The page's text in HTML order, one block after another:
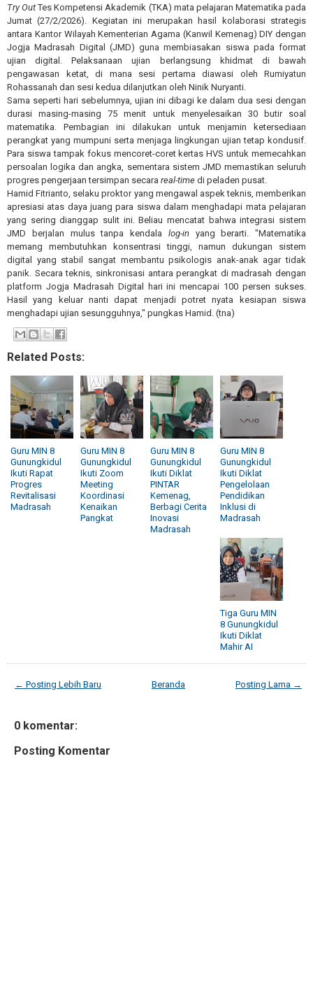
Try OutTes Kompetensi Akademik (TKA) mata pelajaran Matematika pada
Jumat (27/2/2026). Kegiatan ini merupakan hasil kolaborasi strategis
antara Kantor Wilayah Kementerian Agama (Kanwil Kemenag) DIY dengan
Jogja Madrasah Digital (JMD) guna membiasakan siswa pada format
ujian digital. Pelaksanaan ujian berlangsung khidmat di bawah
pengawasan ketat, di mana sesi pertama diawasi oleh Rumiyatun
Rohassanah dan sesi kedua dilanjutkan oleh Ninik Nuryanti.
Sama seperti hari sebelumnya, ujian ini dibagi ke dalam dua sesi dengan
durasi masing-masing 75 menit untuk menyelesaikan 30 butir soal
matematika. Pembagian ini dilakukan untuk menjamin ketersediaan
perangkat yang mumpuni serta menjaga lingkungan ujian tetap kondusif.
Para siswa tampak fokus mencoret-coret kertas HVS untuk memecahkan
persoalan logika dan angka, sementara sistem JMD memastikan seluruh
progres pengerjaan tersimpan secara real-time di peladen pusat.
Hamid Fitrianto, selaku proktor yang mengawal aspek teknis, memberikan
apresiasi atas daya juang para siswa dalam menghadapi mata pelajaran
yang sering dianggap sulit ini. Beliau mencatat bahwa integrasi sistem
JMD berjalan mulus tanpa kendala log-inyang berarti. "Matematika
memang membutuhkan konsentrasi tinggi, namun dukungan sistem
digital yang stabil sangat membantu psikologis anak-anak agar tidak
panik. Secara teknis, sinkronisasi antara perangkat di madrasah dengan
platform Jogja Madrasah Digital hari ini mencapai 100 persen sukses.
Hasil yang keluar nanti dapat menjadi potret nyata kesiapan siswa
menghadapi ujian sesungguhnya," pungkas Hamid. (tna)
Related Posts:
Guru MIN 8
Gunungkidul
Ikuti Rapat
Progres
Revitalisasi
Madrasah
Guru MIN 8
Gunungkidul
Ikuti Zoom
Meeting
Koordinasi
Kenaikan
Pangkat
Guru MIN 8
Gunungkidul
Ikuti Diklat
PINTAR
Kemenag,
Berbagi Cerita
Inovasi
Madrasah
Guru MIN 8
Gunungkidul
Ikuti Diklat
Pengelolaan
Pendidikan
Inklusi di
Madrasah
Tiga Guru MIN
8 Gunungkidul
Ikuti Diklat
Mahir AI
← Posting Lebih Baru Posting Lama →
Beranda
0 komentar:
Posting Komentar